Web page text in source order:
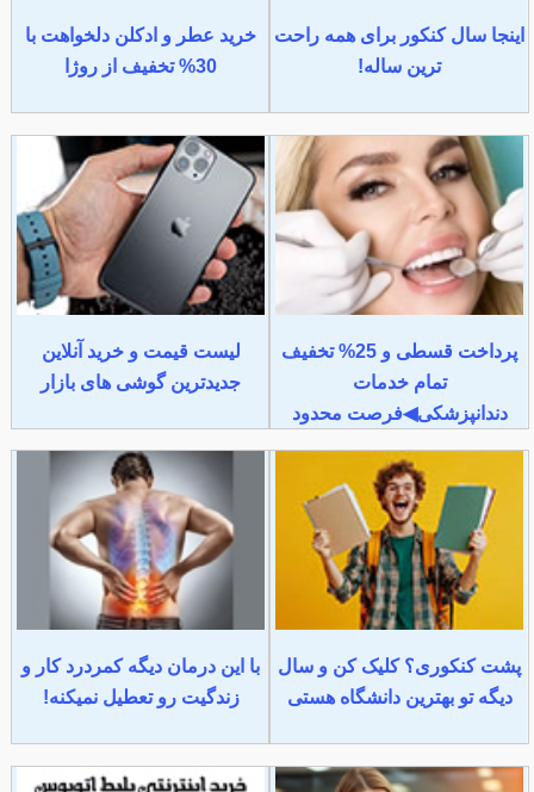
اینجا سال کنکور برای همه راحت
ترین ساله!
خرید عطر و ادکلن دلخواهت با
30% تخفیف از روژا
پرداخت قسطی و 25% تخفیف
تمام خدمات
دندانپزشکی◀فرصت محدود
لیست قیمت و خرید آنلاین
جدیدترین گوشی های بازار
پشت کنکوری؟ کلیک کن و سال
دیگه تو بهترین دانشگاه هستی
با این درمان دیگه کمردرد کار و
زندگیت رو تعطیل نمیکنه!